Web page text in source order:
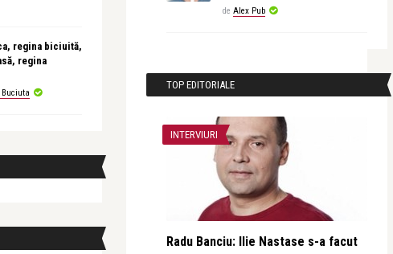
regina biciuită,
regina
de Alex Pub
TOP EDITORIALE
INTERVIURI
Radu Banciu: Ilie Nastase s-a facut